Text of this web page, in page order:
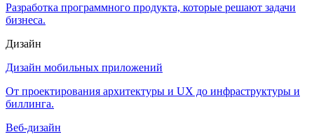
Разработка программного продукта, которые решают задачи
бизнеса.
Дизайн
Дизайн мобильных приложений
От проектирования архитектуры и UX до инфраструктуры и
биллинга.
Веб-дизайн